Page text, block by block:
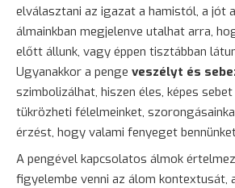
elválasztani az igazat a hamistól, a jót
álmainkban megjelenve utalhat arra,
előtt állunk, vagy éppen tisztábban
Ugyanakkor a penge veszélyt és
szimbolizálhat, hiszen éles, képes
tükrözheti félelmeinket,
érzést, hogy valami fenyeget
A pengével kapcsolatos álmok
figyelembe venni az álom kontextusát,